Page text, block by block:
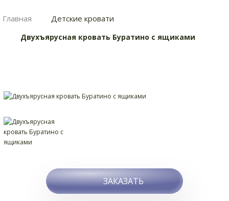
Главная Детские кровати
Двухъярусная кровать Буратино с ящиками
ЗАКАЗАТЬ